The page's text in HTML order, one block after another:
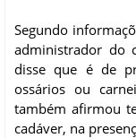
Segundo
administrador do
disse que é de
ossários ou
também afirmou
cadáver, na